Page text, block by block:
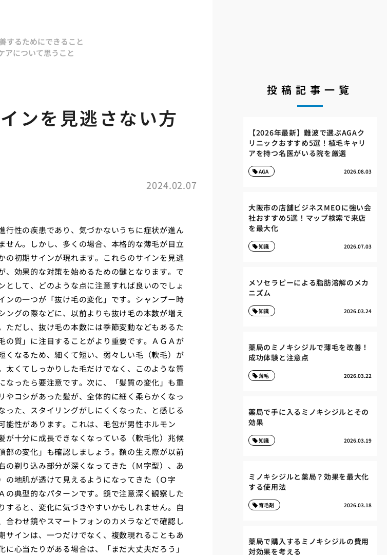
するためにできること
アについて思うこと
ンを見逃さない方
2024.02.07
行性の疾患であり、気づかないうちに症状が進ん
せん。しかし、多くの場合、本格的な薄毛が目立
の初期サインが現れます。これらのサインを見逃
、効果的な対策を始めるための鍵となります。で
として、どのような点に注意すれば良いのでしょ
ンの一つが「抜け毛の変化」です。シャンプー時
ングの際などに、以前よりも抜け毛の本数が増え
ただし、抜け毛の本数には季節変動などもあるた
の質」に注目することがより重要です。ＡＧＡが
くなるため、細くて短い、弱々しい毛（軟毛）が
太くてしっかりした毛だけでなく、このような質
なったら要注意です。次に、「髪質の変化」も重
やコシがあった髪が、全体的に細く柔らかくなっ
った、スタイリングがしにくくなった、と感じる
能性があります。これは、毛包が男性ホルモン
が十分に成長できなくなっている（軟毛化）兆候
部の変化」も確認しましょう。額の生え際が以前
の剃り込み部分が深くなってきた（Ｍ字型）、あ
の地肌が透けて見えるようになってきた（Ｏ字
の典型的なパターンです。鏡で注意深く観察した
すると、変化に気づきやすいかもしれません。自
合わせ鏡やスマートフォンのカメラなどで確認し
サインは、一つだけでなく、複数現れることもあ
に心当たりがある場合は、「まだ大丈夫だろう」
投稿記事一覧
【2026年最新】難波で選ぶAGAク
リニックおすすめ5選！植毛キャリ
アを持つ名医がいる院を厳選
2026.08.03
AGA
大阪市の店舗ビジネスMEOに強い会
社おすすめ5選！マップ検索で来店
を最大化
2026.07.03
知識
メソセラピーによる脂肪溶解のメカ
ニズム
2026.03.24
知識
薬局のミノキシジルで薄毛を改善！
成功体験と注意点
2026.03.22
薄毛
薬局で手に入るミノキシジルとその
効果
2026.03.19
知識
ミノキシジルと薬局？効果を最大化
する使用法
2026.03.18
育毛剤
薬局で購入するミノキシジルの費用
対効果を考える